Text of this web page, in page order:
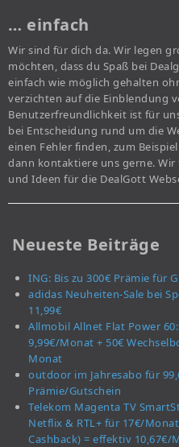
… einfach
Wir sind für dich da. Wir legen
möchten, dass du Spaß bei
einfach wie möglich gehalten
verzichten auf die Einblendung
Benutzerfreundlichkeit ist für
bei Entscheidung rund um die
einen Fehler finden, zum
dann kontaktiere uns gerne.
und Ideen für die DealGott
Neueste Beiträge
ING: Bis zu 300€ Prämie für
adidas Neuheiten-Sale bei
11,99€
Allmobil Allnet Flat Power
9,99€/Monat + 50€
Monat
outdoor im Jahresabo für
Prämie/Gutschein
Telekom Magenta TV
Netflix & RTL+ für 17€/
Cashback) = effektiv 10,67€/